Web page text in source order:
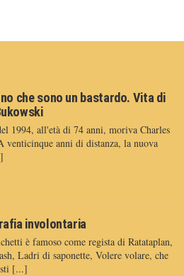
che sono un bastardo. Vita di
1994, all'età di 74 anni, moriva Charles
venticinque anni di distanza, la nuova
involontaria
è famoso come regista di Ratataplan,
Ladri di saponette, Volere volare, che
[...]